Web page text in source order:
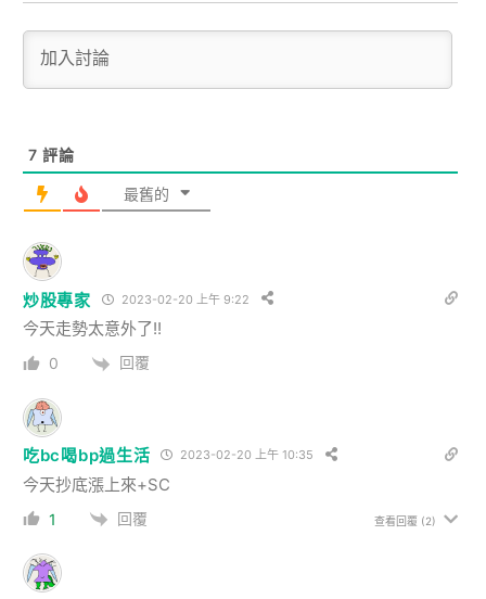
7 評論
最舊的
炒股專家 2023-02-20 上午 9:22
今天走勢太意外了!!
0 回覆
吃bc喝bp過生活 2023-02-20 上午 10:35
今天抄底漲上來+SC
1 回覆 查看回覆 (2)